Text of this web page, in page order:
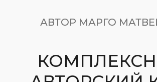
АВТОРСКИЙ КУРС
МАРКЕТИНГ | REELS |